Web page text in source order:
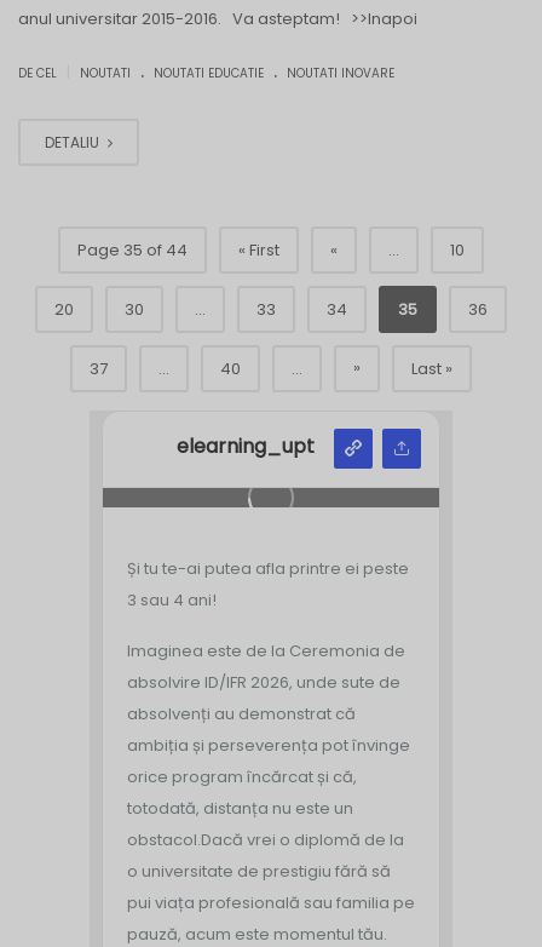
anul universitar 2015-2016. Va asteptam! >>Inapoi
DE CEL NOUTATI . NOUTATI EDUCATIE . NOUTATI INOVARE
DETALIU
Page 35 of 44 « First « ... 10
20 30 ... 33 34 35 36
37 ... 40 ... » Last »
elearning_upt
Și tu te-ai putea afla printre ei peste
3 sau 4 ani!
Imaginea este de la Ceremonia de
absolvire ID/IFR 2026, unde sute de
absolvenți au demonstrat că
ambiția și perseverența pot învinge
orice program încărcat și că,
totodată, distanța nu este un
obstacol.Dacă vrei o diplomă de la
o universitate de prestigiu fără să
pui viața profesională sau familia pe
pauză, acum este momentul tău.